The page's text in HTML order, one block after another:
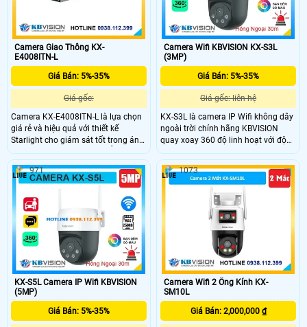
Camera Giao Thông KX-
E4008ITN-L
Giá Bán: 5%-35%
Giá gốc:
Camera KX-E4008ITN-L là lựa chọn
giá rẻ và hiệu quả với thiết kế
Starlight cho giám sát tốt trong ánh
sáng yếu. Có cấu hình IP, hỗ trợ thẻ
nhớ Micro SD 512GB, độ phân giải
4.0 MP và xem Full Color 30m vào
ban đêm. Công nghệ IP, chống
ngược sáng DWDR 140db, và thân
kim loại với độ nhạy sáng cực cao.
Camera Wifi KBVISION KX-S3L
(3MP)
Giá Bán: 5%-35%
Giá gốc: liên hệ
KX-S3L là camera IP Wifi không dây
ngoài trời chính hãng KBVISION
quay xoay 360 độ linh hoạt với độ
phân giải 3MP sắc nét. Camera tích
hợp hồng ngoại 30m, công nghệ
ánh sáng kép Full Color, đàm thoại
2 chiều và khe cắm thẻ nhớ lên đến
256GB. Ngoài ra, camera còn có khả
năng phân biệt người và xe, tích hợp
báo động thông minh, đạt chuẩn
IP66 chống nước, hoạt động bền bỉ
KX-S5L Camera IP Wifi KBVISION
(5MP)
Giá Bán: 5%-35%
971
Camera Wifi 2 Ống Kính KX-
SM10L
Giá Bán: 2,000,000 ₫
1073